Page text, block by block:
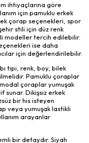
ihtiyaçlarına göre
için pamuklu erkek
çorap seçenekleri, spor
stili için düz renk
modeller tercih edilebilir.
ise daha
için değerlendirilebilir.
tipi, renk, boy, bilek
Pamuklu çoraplar
çoraplar yumuşak
sunar. Dikişsiz erkek
bir his isteyen
veya yumuşak lastikli
arayanlar
bir detaydır. Siyah